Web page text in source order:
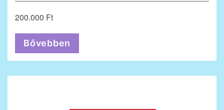
200.000 Ft
Bővebben